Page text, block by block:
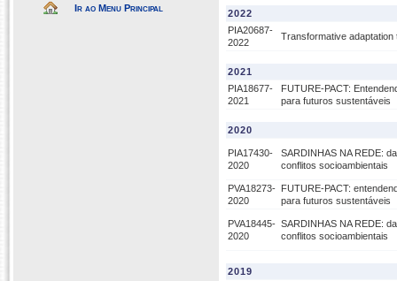
Ir ao Menu Principal
2022
PIA20687-
2022
Transformative
2021
PIA18677-
2021
FUTURE-PACT:
para futuros sustentáveis
2020
PIA17430-
2020
SARDINHAS NA REDE:
conflitos socioambientais
PVA18273-
2020
FUTURE-PACT:
para futuros sustentáveis
PVA18445-
2020
SARDINHAS NA REDE:
conflitos socioambientais
2019